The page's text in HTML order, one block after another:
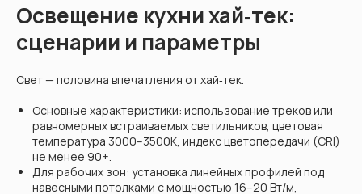
Освещение кухни хай‑тек:
сценарии и параметры
Свет — половина впечатления от хай‑тек.
Основные характеристики: использование треков или
равномерных встраиваемых светильников, цветовая
температура 3000–3500К, индекс цветопередачи (CRI)
не менее 90+.
Для рабочих зон: установка линейных профилей под
навесными потолками с мощностью 16–20 Вт/м,